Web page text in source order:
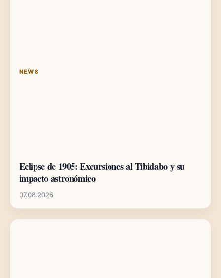
NEWS
Eclipse de 1905: Excursiones al Tibidabo y su
impacto astronómico
07.08.2026